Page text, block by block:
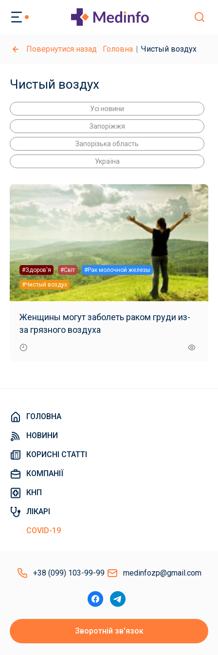
Повернутися назад Головна Чистый воздух
Чистый воздух
Усі новини
Запоріжжя
Запорізька область
Україна
#Здоров'я #Світ #Рак молочной железы
#Чистый воздух
Женщины могут заболеть раком груди из-
за грязного воздуха
ГОЛОВНА
НОВИНИ
КОРИСНІ СТАТТІ
КОМПАНІЇ
КНП
ЛІКАРІ
COVID-19
+38 (099) 103-99-99 medinfozp@gmail.com
Зворотній зв'язок